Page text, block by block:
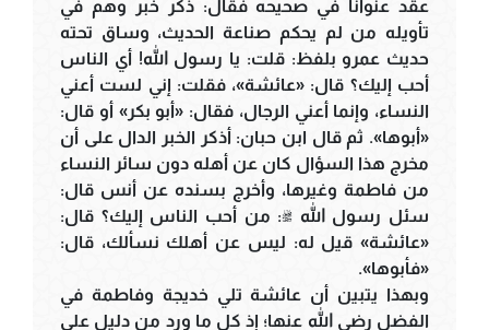
عقد عنواناً في صحيحه فقال: ذكر خبر وهم في
تأويله من لم يحكم صناعة الحديث، وساق تحته
حديث عمرو بلفظ: قلت: يا رسول الله! أي الناس
أحب إليك؟ قال: «عائشة»، فقلت: إني لست أعني
النساء، وإنما أعني الرجال، فقال: «أبو بكر» أو قال:
«أبوها». ثم قال ابن حبان: أذكر الخبر الدال على أن
مخرج هذا السؤال كان عن أهله دون سائر النساء
من فاطمة وغيرها، وأخرج بسنده عن أنس قال:
سئل رسول الله ﷺ: من أحب الناس إليك؟ قال:
«عائشة» قيل له: ليس عن أهلك نسألك، قال:
«فأبوها».
وبهذا يتبين أن عائشة تلي خديجة وفاطمة في
الفضل رضي الله عنها؛ إذ كل ما ورد من دليل على